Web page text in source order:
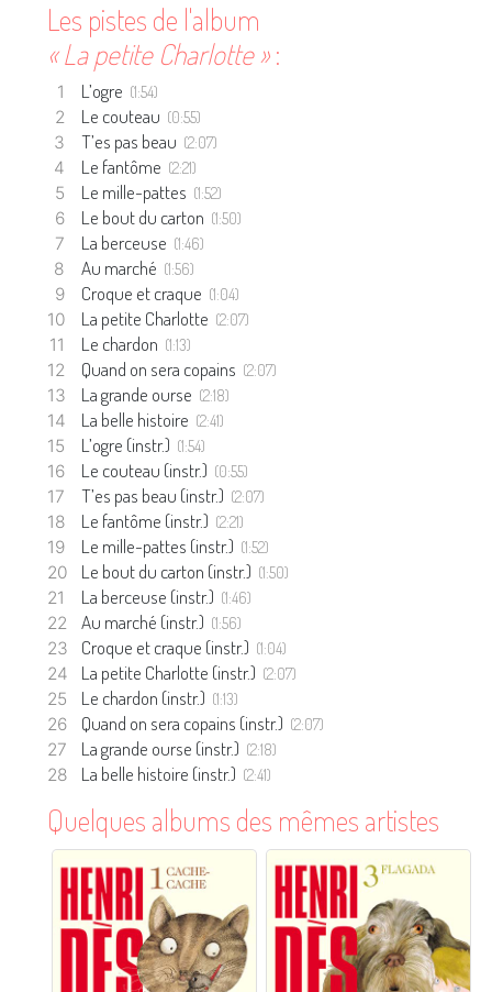
Les pistes de l'album
« La petite Charlotte »:
L’ogre (1:54)
Le couteau (0:55)
T’es pas beau (2:07)
Le fantôme (2:21)
Le mille-pattes (1:52)
Le bout du carton (1:50)
La berceuse (1:46)
Au marché (1:56)
Croque et craque (1:04)
La petite Charlotte (2:07)
Le chardon (1:13)
Quand on sera copains (2:07)
La grande ourse (2:18)
La belle histoire (2:41)
L’ogre (instr.) (1:54)
Le couteau (instr.) (0:55)
T’es pas beau (instr.) (2:07)
Le fantôme (instr.) (2:21)
Le mille-pattes (instr.) (1:52)
Le bout du carton (instr.) (1:50)
La berceuse (instr.) (1:46)
Au marché (instr.) (1:56)
Croque et craque (instr.) (1:04)
La petite Charlotte (instr.) (2:07)
Le chardon (instr.) (1:13)
Quand on sera copains (instr.) (2:07)
La grande ourse (instr.) (2:18)
La belle histoire (instr.) (2:41)
Quelques albums des mêmes artistes